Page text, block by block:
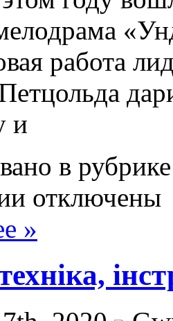
работа
и
в
отключены
»